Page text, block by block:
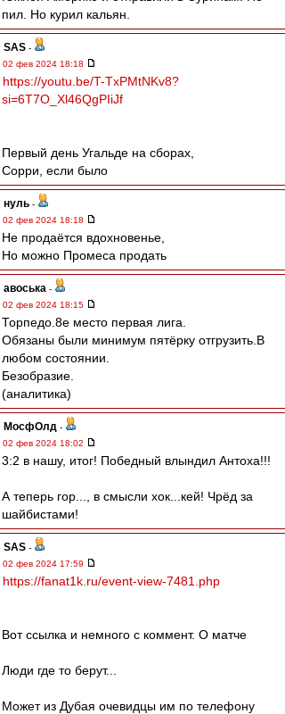
пил. Но курил кальян.
SAS -
02 фев 2024 18:18
https://youtu.be/T-TxPMtNKv8?
si=6T7O_Xl46QgPIiJf
Первый день Угальде на сборах,
Сорри, если было
нуль -
02 фев 2024 18:18
Не продаётся вдохновенье,
Но можно Промеса продать
авоська -
02 фев 2024 18:15
Торпедо.8е место первая лига.
Обязаны были минимум пятёрку отгрузить.В
любом состоянии.
Безобразие.
(аналитика)
МосфОлд -
02 фев 2024 18:02
3:2 в нашу, итог! Победный влындил Антоха!!!
А теперь гор..., в смысли хок...кей! Чрёд за
шайбистами!
SAS -
02 фев 2024 17:59
https://fanat1k.ru/event-view-7481.php
Вот ссылка и немного с коммент. О матче
Люди где то берут...
Может из Дубая очевидцы им по телефону